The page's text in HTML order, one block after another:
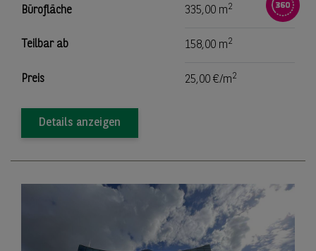
Bürofläche 335,00 m2
Teilbar ab 158,00 m2
Preis 25,00 €/m2
Details anzeigen